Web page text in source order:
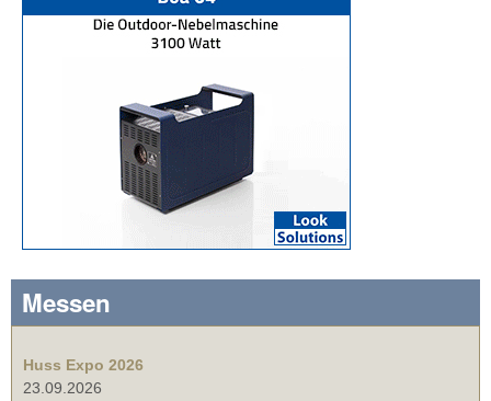
Messen
Huss Expo 2026
23.09.2026